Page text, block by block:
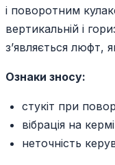
і поворотним
вертикальній і
з’являється люфт,
Ознаки зносу:
стукіт при
вібрація на кермі
неточність